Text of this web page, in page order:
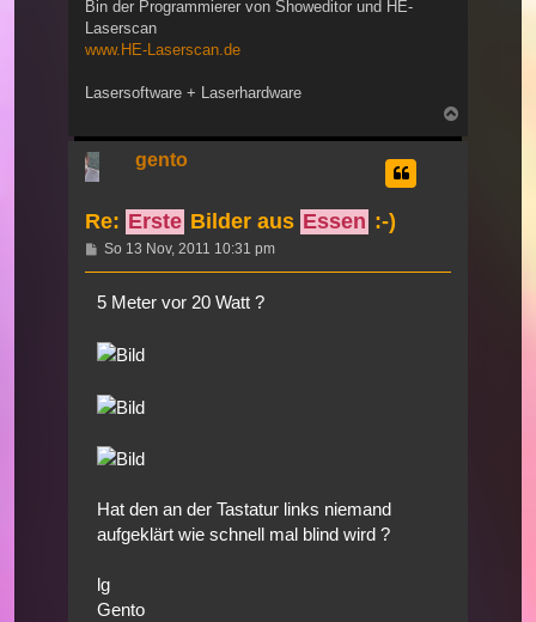
Bin der Programmierer von Showeditor und HE-
Laserscan
www.HE-Laserscan.de
Lasersoftware + Laserhardware
gento
Re: Erste Bilder aus Essen :-)
Beitrag
So 13 Nov, 2011 10:31 pm
5 Meter vor 20 Watt ?
Hat den an der Tastatur links niemand
aufgeklärt wie schnell mal blind wird ?
lg
Gento